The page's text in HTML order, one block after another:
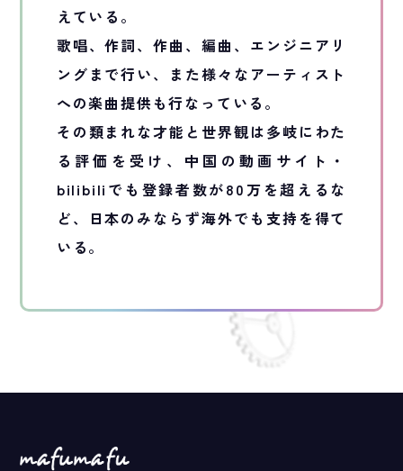
えている。
歌唱、作詞、作曲、編曲、エンジニアリ
ングまで行い、また様々なアーティスト
への楽曲提供も行なっている。
その類まれな才能と世界観は多岐にわた
る評価を受け、中国の動画サイト・
bilibiliでも登録者数が80万を超えるな
ど、日本のみならず海外でも支持を得て
いる。